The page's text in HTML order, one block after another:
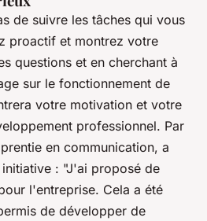
de suivre les tâches qui vous
proactif et montrez votre
questions et en cherchant à
sur le fonctionnement de
votre motivation et votre
professionnel. Par
en communication, a
: "J'ai proposé de
l'entreprise. Cela a été
de développer de